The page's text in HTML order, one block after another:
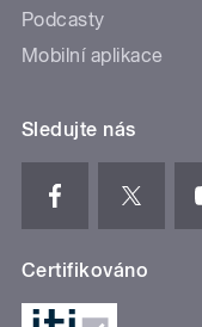
Podcasty
Mobilní aplikace
Sledujte nás
Certifikováno